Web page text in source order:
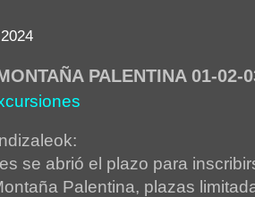
PALENTINA 01-02-
se abrió el plazo para
Palentina, plazas